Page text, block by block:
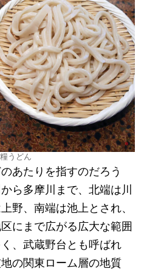
うどん
あたりを指すのだろう
ら多摩川まで、北端は川
野、南端は池上とされ、
にまで広がる広大な範囲
、武蔵野台とも呼ばれ
の関東ローム層の地質